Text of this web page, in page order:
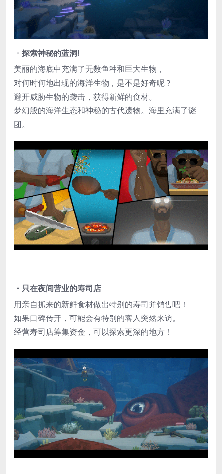
・探索神秘的蓝洞!
美丽的海底中充满了无数鱼种和巨大生物，
对何时何地出现的海洋生物，是不是好奇呢？
避开威胁生物的袭击，获得新鲜的食材。
梦幻般的海洋生态和神秘的古代遗物。海里充满了谜
团。
・只在夜间营业的寿司店
用亲自抓来的新鲜食材做出特别的寿司并销售吧！
如果口碑传开，可能会有特别的客人突然来访。
经营寿司店筹集资金，可以探索更深的地方！